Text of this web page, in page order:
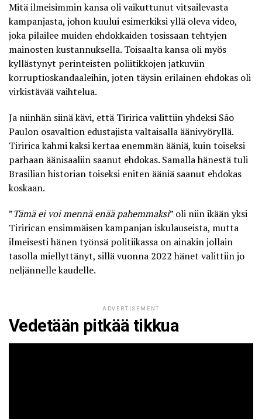
Mitä ilmeisimmin kansa oli vaikuttunut vitsailevasta
kampanjasta, johon kuului esimerkiksi yllä oleva video,
joka pilailee muiden ehdokkaiden tosissaan tehtyjen
mainosten kustannuksella. Toisaalta kansa oli myös
kyllästynyt perinteisten poliitikkojen jatkuviin
korruptioskandaaleihin, joten täysin erilainen ehdokas oli
virkistävää vaihtelua.
Ja niinhän siinä kävi, että Tiririca valittiin yhdeksi São
Paulon osavaltion edustajista valtaisalla äänivyöryllä.
Tiririca kahmi kaksi kertaa enemmän ääniä, kuin toiseksi
parhaan äänisaaliin saanut ehdokas. Samalla hänestä tuli
Brasilian historian toiseksi eniten ääniä saanut ehdokas
koskaan.
”Tämä ei voi mennä enää pahemmaksi” oli niin ikään yksi
Tirirican ensimmäisen kampanjan iskulauseista, mutta
ilmeisesti hänen työnsä politiikassa on ainakin jollain
tasolla miellyttänyt, sillä vuonna 2022 hänet valittiin jo
neljännelle kaudelle.
ADVERTISEMENT
Vedetään pitkää tikkua